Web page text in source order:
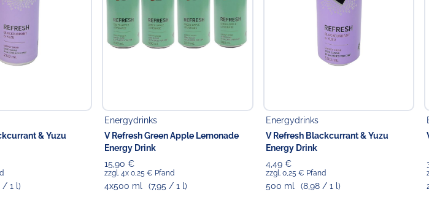
Verantwortlicher Lebensmittelunternehmer
& Yuzu
/ 1 l)
Energydrinks
V Refresh Green Apple Lemonade
Energy Drink
15,90 €
zzgl. 4x 0,25 € Pfand
4x500 ml (7,95 / 1 l)
Energydrinks
V Refresh Blackcurrant & Yuzu
Energy Drink
4,49 €
zzgl. 0,25 € Pfand
500 ml (8,98 / 1 l)